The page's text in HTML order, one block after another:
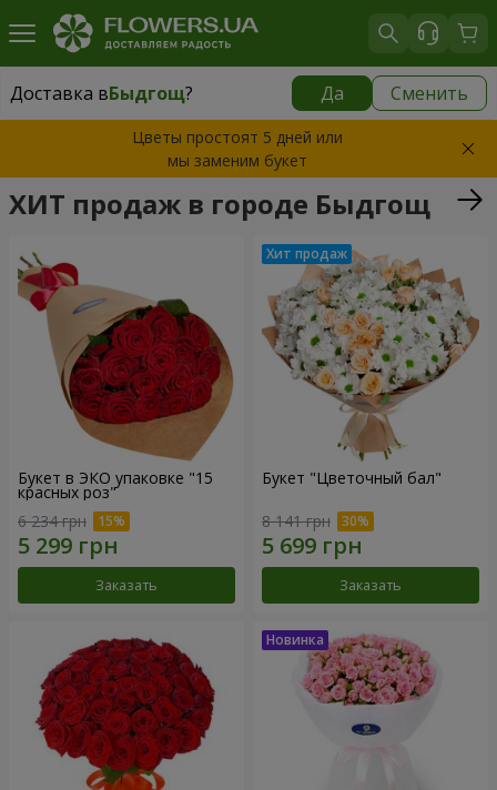
Доставка вБыдгощ? Да Сменить
Доставка вБыдгощ|
Цветы простоят 5 дней или
мы заменим букет
ХИТ продаж в городе Быдгощ
Букет в ЭКО упаковке "15
красных роз"
6 234 грн
Заказать
Букет "Цветочный бал"
8 141 грн
Заказать